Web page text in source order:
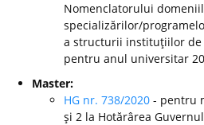
Nomenclatorului
specializărilor/
a structurii instituţiilor
pentru anul universitar
Master:
HG nr. 738/2020 - pentru
şi 2 la Hotărârea